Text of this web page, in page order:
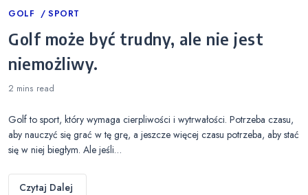
Categories
GOLF SPORT
Golf może być trudny, ale nie jest
niemożliwy.
2 mins read
Golf to sport, który wymaga cierpliwości i wytrwałości. Potrzeba czasu,
aby nauczyć się grać w tę grę, a jeszcze więcej czasu potrzeba, aby stać
się w niej biegłym. Ale jeśli…
Czytaj Dalej